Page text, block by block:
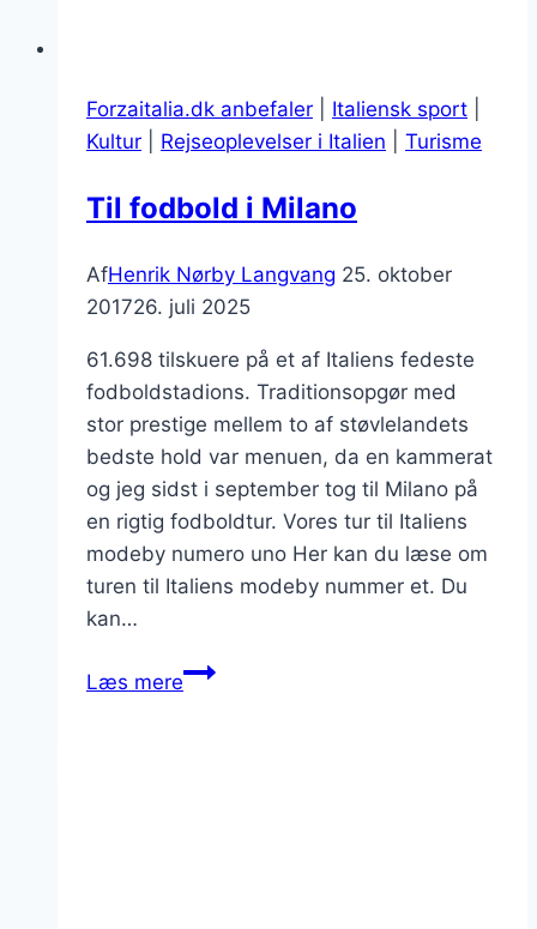
Forzaitalia.dk anbefaler Italiensk sport
Kultur
Rejseoplevelser i Italien Turisme
Til fodbold i Milano
AfHenrik Nørby Langvang 25. oktober
201726. juli 2025
61.698 tilskuere på et af Italiens fedeste
fodboldstadions. Traditionsopgør med
stor prestige mellem to af støvlelandets
bedste hold var menuen, da en kammerat
og jeg sidst i september tog til Milano på
en rigtig fodboldtur. Vores tur til Italiens
modeby numero uno Her kan du læse om
turen til Italiens modeby nummer et. Du
kan…
Læs mereTil